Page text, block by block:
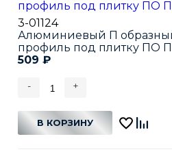
3-01124
Алюминиевый П
профиль под плитку ПО
509 ₽
- +
В КОРЗИНУ